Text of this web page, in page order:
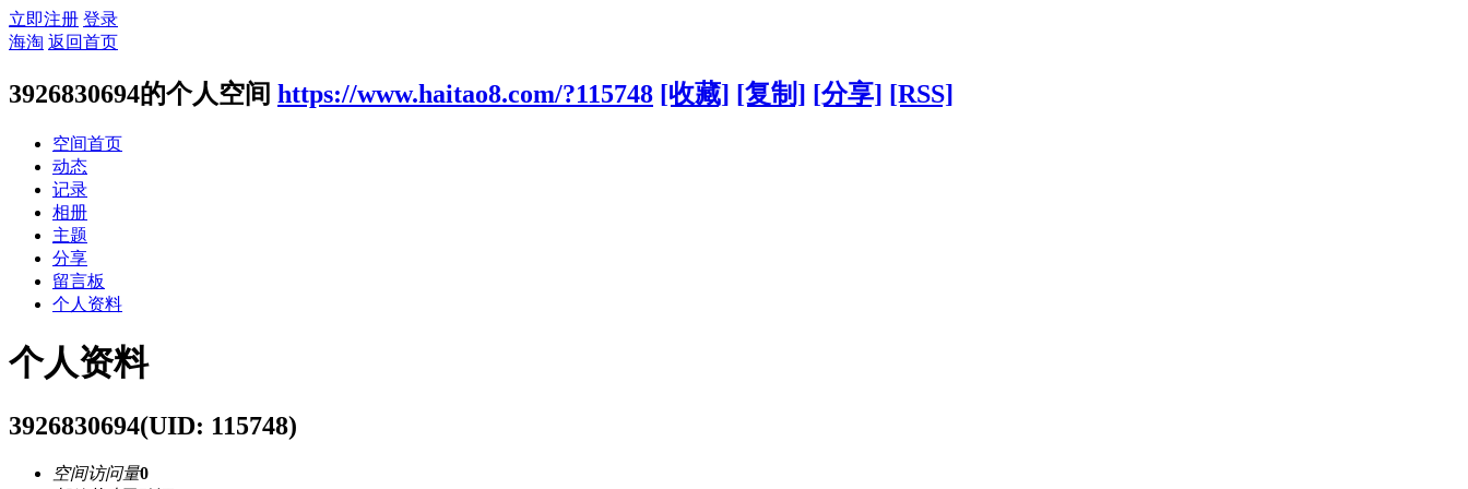
立即注册 登录
海淘 返回首页
3926830694的个人空间 https://www.haitao8.com/?115748 [收藏] [复制] [分享] [RSS]
空间首页
动态
记录
相册
主题
分享
留言板
个人资料
个人资料
3926830694(UID: 115748)
空间访问量0